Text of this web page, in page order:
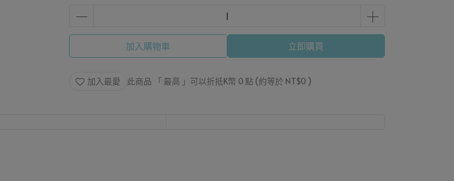
加入購物車 立即購買
加入最愛 此商品 「 最高 」可以折抵K幣 0 點 (約等於 NT$0 )